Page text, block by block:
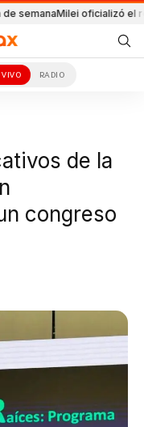
oficializó el regreso Día
RADIO
de la
congreso